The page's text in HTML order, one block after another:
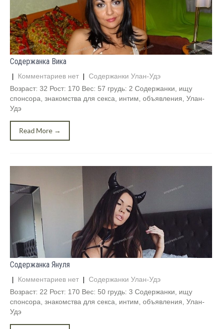
Содержанка Вика
| Комментариев нет | Содержанки Улан-Удэ
Возраст: 32 Рост: 170 Вес: 57 грудь: 2 Содержанки, ищу
спонсора, знакомства для секса, интим, объявления, Улан-
Удэ
Read More →
Содержанка Януля
| Комментариев нет | Содержанки Улан-Удэ
Возраст: 22 Рост: 170 Вес: 50 грудь: 3 Содержанки, ищу
спонсора, знакомства для секса, интим, объявления, Улан-
Удэ